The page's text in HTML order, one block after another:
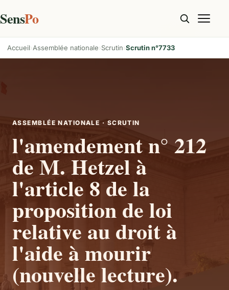
SensPo
Accueil Assemblée nationale Scrutin Scrutin n°7733
ASSEMBLÉE NATIONALE · SCRUTIN
l'amendement n° 212
de M. Hetzel à
l'article 8 de la
proposition de loi
relative au droit à
l'aide à mourir
(nouvelle lecture).